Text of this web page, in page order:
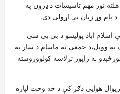
نور مهم تاسیسات د ډرون په
پام وړ زیان یې اړولی دی.
اسلام اباد پولیسو د بي بي سي
ته وویل،د جمعې په ماښام د ښار په
له راپور ترلاسه کولووروسته
هوايي ډګر کې د څه وخت لپاره